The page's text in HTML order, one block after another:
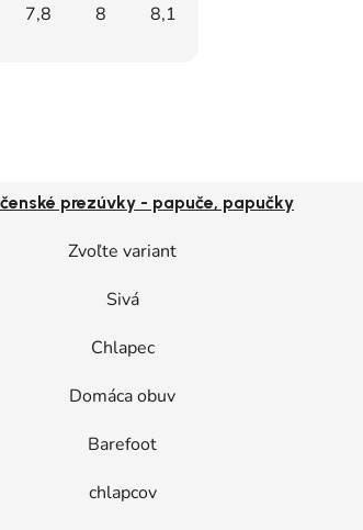
7,8 8 8,1
prezúvky - papuče, papučky
Zvoľte variant
Sivá
Chlapec
Domáca obuv
Barefoot
chlapcov